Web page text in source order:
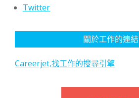
Twitter
關於工作的連結
Careerjet,找工作的搜尋引擎